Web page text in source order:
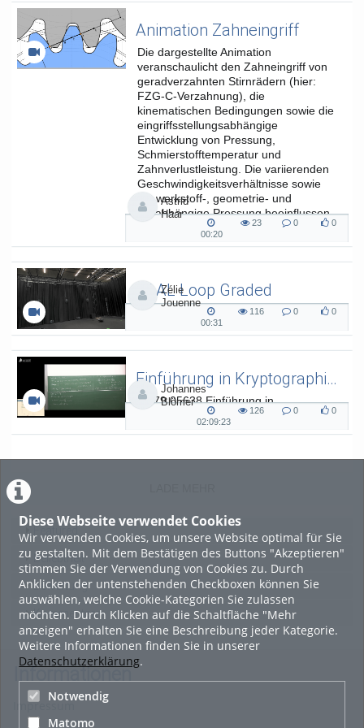
Diese Webseite verwendet Cookies
Wir verwenden Cookies, um unsere Website optimal für Sie
zu gestalten. Mit dem Bestätigen des Buttons "Akzeptieren"
stimmen Sie der Verwendung von Cookies zu. Durch
Anklicken der untenstehenden Checkboxen können Sie
auswählen, welche Cookie-Kategorien Sie zulassen
möchten. Durch Klicken auf die Schaltfläche "Mehr
anzeigen" erhalten Sie eine Beschreibung jeder Kategorie.
Weitere Informationen finden Sie in unserer
Datenschutzerklärung.
Notwendig
Matomo
e-lehre
oer
#atemundstimme #onlinekurs #goodtoknow
oep
open educational resources
Veranstaltungen,
Studium und Lehre
Animation Zahneingriff
Die dargestellte Animation
veranschaulicht den Zahneingriff von
geradverzahnten Stirnrädern (hier:
FZG-C-Verzahnung), die
kinematischen Bedingungen sowie die
eingriffsstellungsabhängige
Entwicklung von Pressung,
Schmierstofftemperatur und
Zahnverlustleistung. Die variierenden
Geschwindigkeitsverhältnisse sowie
die werkstoff-, geometrie- und
lastabhängige Pressung beeinflussen
Astrid
Haar
00:20
00:20
23
views
0
Kommentare
0
likes
SAAL Loop Graded
SAAL Musikinformatik
Zélie
Jouenne
00:31
00:31
116
views
0
Kommentare
0
likes
Einführung in Kryptographie (in English) 15
L.079.05638 Einführung in
Kryptographie (in English) - SoSe 26
Johannes
Blömer
02:09:23
02:09:23
126
views
0
Kommentare
0
likes
Beliebtheit
Bewertung
Kommentare
Informationen
Impressum